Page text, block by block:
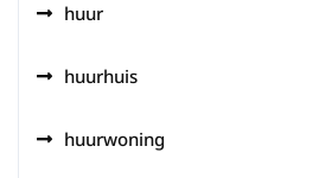
huur
huurhuis
huurwoning